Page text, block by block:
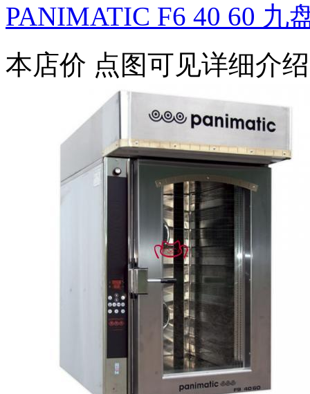
PANIMATIC F6 40 60 九
本店价 点图可见详细介绍